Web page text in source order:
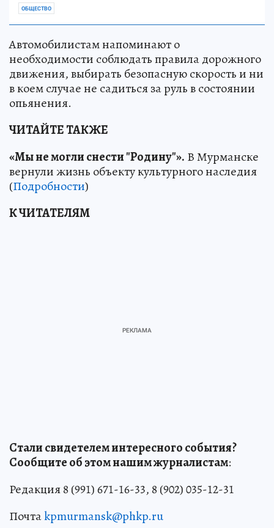
ОБЩЕСТВО
Автомобилистам напоминают о
необходимости соблюдать правила дорожного
движения, выбирать безопасную скорость и ни
в коем случае не садиться за руль в состоянии
опьянения.
ЧИТАЙТЕ ТАКЖЕ
«Мы не могли снести "Родину"». В Мурманске
вернули жизнь объекту культурного наследия
(Подробности)
К ЧИТАТЕЛЯМ
Стали свидетелем интересного события?
Сообщите об этом нашим журналистам:
Редакция 8 (991) 671-16-33, 8 (902) 035-12-31
Почтаkpmurmansk@phkp.ru